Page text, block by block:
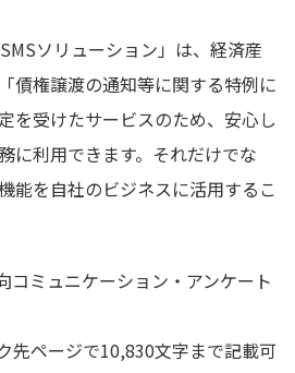
ソリューション」は、経済産
債権譲渡の通知等に関する特例に
を受けたサービスのため、安心し
に利用できます。それだけでな
能を自社のビジネスに活用するこ
コミュニケーション・アンケート
先ページで10,830文字まで記載可